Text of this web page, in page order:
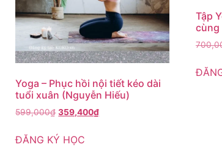
Yoga – Phục hồi nội tiết kéo dài
tuổi xuân (Nguyễn Hiếu)
599,000₫ 359,400₫
ĐĂNG KÝ HỌC
Tập
cùng